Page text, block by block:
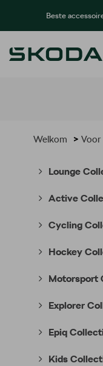
Beste
Welkom > Voor
Lounge
Active
Cycling
Hockey
Motorsport
Explorer
Epiq
Kids